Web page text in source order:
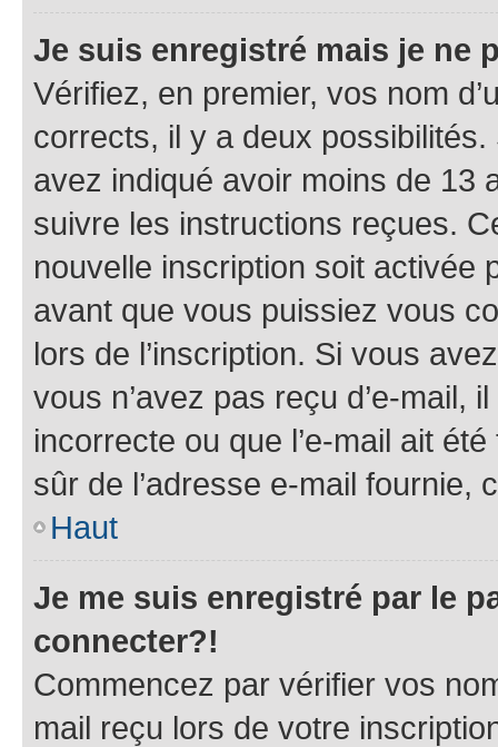
Je suis enregistré mais je ne
Vérifiez, en premier, vos nom
corrects, il y a deux
avez indiqué avoir moins de 13
suivre les instructions reçues.
nouvelle inscription soit activée
avant que vous puissiez vous
lors de l’inscription. Si vous
vous n’avez pas reçu d’e-mail,
incorrecte ou que l’e-mail ait
sûr de l’adresse e-mail fournie,
Haut
Je me suis enregistré par le
connecter?!
Commencez par vérifier vos
mail reçu lors de votre